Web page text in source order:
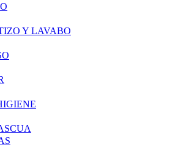
Y LAVABO